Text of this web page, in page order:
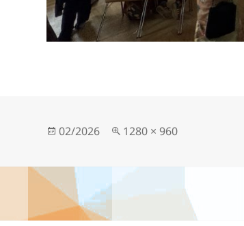
Опубликовано
02/2026
Полный
1280 × 960